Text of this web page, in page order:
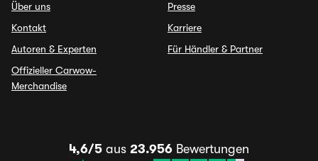
Über uns
Kontakt
Autoren & Experten
Offizieller Carwow-
Merchandise
Presse
Karriere
Für Händler & Partner
4,6/5 aus 23.956 Bewertungen